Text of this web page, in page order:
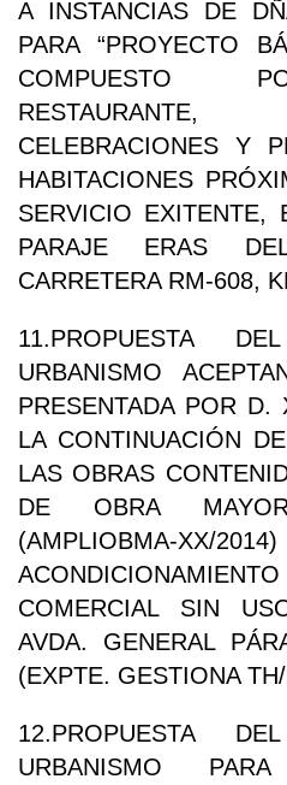
A INSTANCIAS DE
PARA “PROYECTO
COMPUESTO
CELEBRACIONES Y
HABITACIONES
SERVICIO EXITENTE,
PARAJE ERAS
CARRETERA RM-608,
11.PROPUESTA
URBANISMO
PRESENTADA POR
LA CONTINUACIÓN
LAS OBRAS
DE OBRA
(AMPLIOBMA-XX/
COMERCIAL SIN
AVDA. GENERAL
(EXPTE. GESTIONA
12.PROPUESTA
URBANISMO